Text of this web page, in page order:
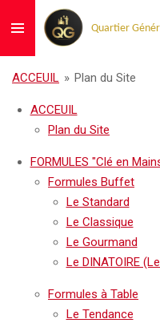
au
contenu
principal
ACCEUIL » Plan du Site
ACCEUIL
Plan du Site
FORMULES "Clé en
Formules Buffet
Le Standard
Le Classique
Le Gourmand
Le DINATOIRE
Formules à Table
Le Tendance